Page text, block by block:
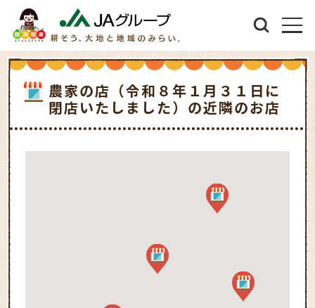
農家の店（令和８年１月３１日に
閉店いたしました）の近隣のお店